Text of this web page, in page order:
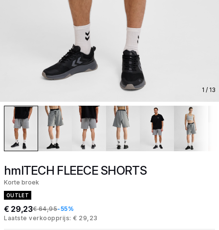
1 / 13
hmlTECH FLEECE SHORTS
Korte broek
OUTLET
€ 29,23€ 64,95-55%
Laatste verkoopprijs: € 29,23